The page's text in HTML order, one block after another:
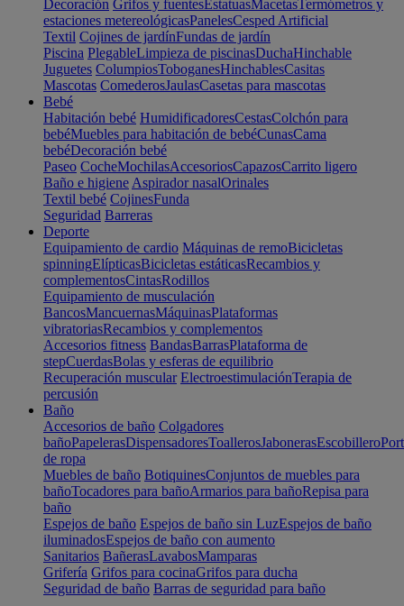
Decoración Grifos y fuentesEstatuasMacetasTermómetros y
estaciones metereológicasPanelesCesped Artificial
Textil Cojines de jardínFundas de jardín
Piscina PlegableLimpieza de piscinasDuchaHinchable
Juguetes ColumpiosToboganesHinchablesCasitas
Mascotas ComederosJaulasCasetas para mascotas
Bebé
Habitación bebé HumidificadoresCestasColchón para
bebéMuebles para habitación de bebéCunasCama
bebéDecoración bebé
Paseo CocheMochilasAccesoriosCapazosCarrito ligero
Baño e higiene Aspirador nasalOrinales
Textil bebé CojinesFunda
Seguridad Barreras
Deporte
Equipamiento de cardio Máquinas de remoBicicletas
spinningElípticasBicicletas estáticasRecambios y
complementosCintasRodillos
Equipamiento de musculación
BancosMancuernasMáquinasPlataformas
vibratoriasRecambios y complementos
Accesorios fitness BandasBarrasPlataforma de
stepCuerdasBolas y esferas de equilibrio
Recuperación muscular ElectroestimulaciónTerapia de
percusión
Baño
Accesorios de baño Colgadores
bañoPapelerasDispensadoresToallerosJabonerasEscobillero
de ropa
Muebles de baño BotiquinesConjuntos de muebles para
bañoTocadores para bañoArmarios para bañoRepisa para
baño
Espejos de baño Espejos de baño sin LuzEspejos de baño
iluminadosEspejos de baño con aumento
Sanitarios BañerasLavabosMamparas
Grifería Grifos para cocinaGrifos para ducha
Seguridad de baño Barras de seguridad para baño